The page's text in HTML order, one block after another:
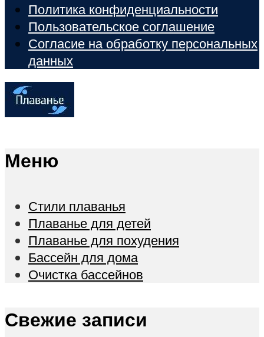
Политика конфиденциальности
Пользовательское соглашение
Согласие на обработку персональных
данных
Меню
Стили плаванья
Плаванье для детей
Плаванье для похудения
Бассейн для дома
Очистка бассейнов
Свежие записи